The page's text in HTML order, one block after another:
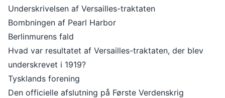
Underskrivelsen af Versailles-traktaten
Bombningen af Pearl Harbor
Berlinmurens fald
Hvad var resultatet af Versailles-traktaten, der blev
underskrevet i 1919?
Tysklands forening
Den officielle afslutning på Første Verdenskrig